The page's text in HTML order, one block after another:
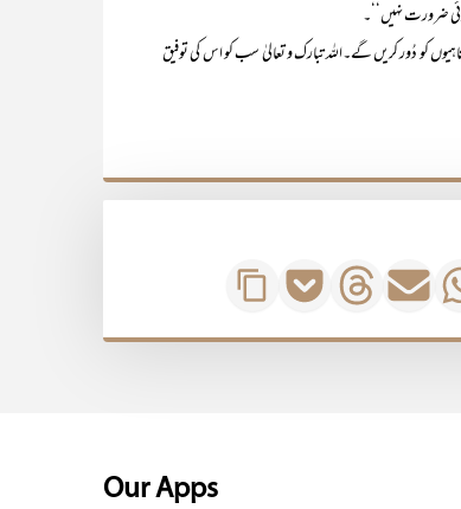
ضرورت نہیں‘‘۔
کو دُور کریں گے۔اللہ تبارک و تعالیٰ سب کو اس کی توفیق
Our Apps